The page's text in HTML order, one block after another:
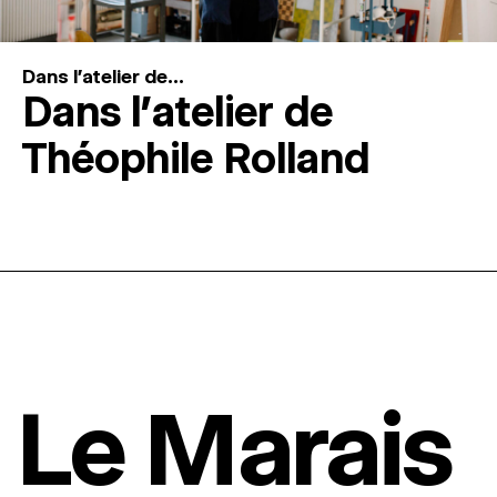
Dans l'atelier de...
Dans l’atelier de
Théophile Rolland
Le Marais